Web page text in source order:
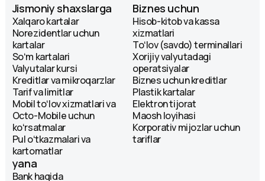
Jismoniy shaxslarga
Xalqaro kartalar
Norezidentlar uchun
kartalar
Soʻm kartalari
Valyutalar kursi
Kreditlar va mikroqarzlar
Tarif va limitlar
Mobil toʻlov xizmatlari va
Octo-Mobile uchun
koʻrsatmalar
Pul oʻtkazmalari va
kartomatlar
Biznes uchun
Hisob-kitob va kassa
xizmatlari
Toʻlov (savdo) terminallari
Xorijiy valyutadagi
operatsiyalar
Biznes uchun kreditlar
Plastik kartalar
Elektron tijorat
Maosh loyihasi
Korporativ mijozlar uchun
tariflar
yana
Bank haqida